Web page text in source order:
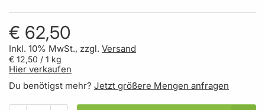
€ 62,50
Inkl. 10% MwSt., zzgl. Versand
€ 12,50 / 1 kg
Hier verkaufen
Du benötigst mehr? Jetzt größere Mengen anfragen